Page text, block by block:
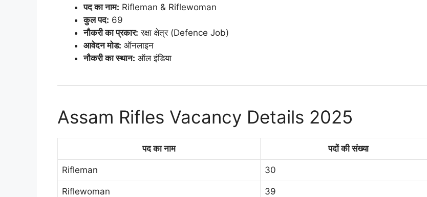
पद का नाम: Rifleman & Riflewoman
कुल पद: 69
नौकरी का प्रकार: रक्षा क्षेत्र (Defence Job)
आवेदन मोड: ऑनलाइन
नौकरी का स्थान: ऑल इंडिया
Assam Rifles Vacancy Details 2025
पद का नाम पदों की संख्या
Rifleman 30
Riflewoman 39